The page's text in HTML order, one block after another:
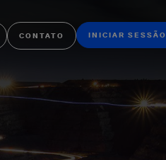
CONTATO INICIAR SESSÃO